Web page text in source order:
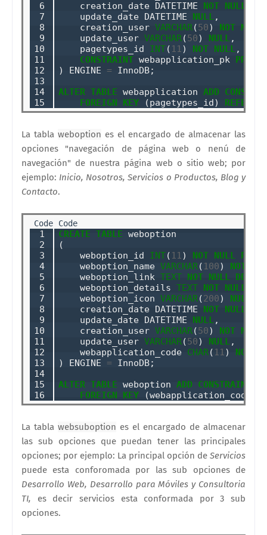
6
7
8
9
10
11
12
13
14
15
    creation_date DATETIME
NOT NULL
    update_date DATETIME
NULL,
    creation_user
VARCHAR(50) NOT NULL
    update_user
VARCHAR(50) NULL,
    pagetypes_id
INT( 11) NOT NULL,
CONSTRAINT webapplication_pk
) ENGINE = InnoDB;
ALTER TABLE webapplication ADD
FOREIGN
KEY (pagetypes_id)
La tabla weboption es el encargado de almacenar las
opciones "navegación de página web o nenú de
navegación" de nuestra página web o sitio web; por
ejemplo: Inicio, Nosotros, Servicios o Productos, Blog y
Contacto.
1
2
3
4
5
6
7
8
9
10
11
12
13
14
15
16
CREATE TABLE weboption
(
    weboption_id
INT( 11) NOT NULL
    weboption_name
VARCHAR( 100) NOT
    weboption_link
TEXT NOT NULL
    weboption_details
TEXT NOT NULL
    weboption_icon
VARCHAR(200) NULL
    creation_date DATETIME
NOT NULL
    update_date DATETIME
NULL,
    creation_user
VARCHAR(50) NOT NULL
    update_user
VARCHAR(50) NULL,
    webapplication_code
CHAR( 11) NOT
) ENGINE = InnoDB;
ALTER TABLE weboption ADD CONSTRAINT
FOREIGN
KEY (webapplication_code)
La tabla websuboption es el encargado de almacenar
las sub opciones que puedan tener las principales
opciones; por ejemplo: La principal opción de Servicios
puede esta conforomada por las sub opciones de
Desarrollo Web, Desarrollo para Móviles y Consultoria
TI, es decir servicios esta conformada por 3 sub
opciones.